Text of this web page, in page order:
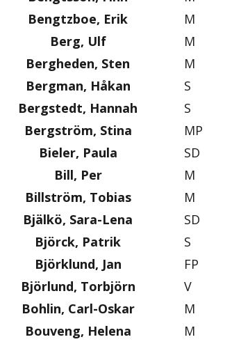
Bengtzboe, Erik
M
Berg, Ulf
M
Bergheden, Sten
M
Bergman, Håkan
S
Bergstedt, Hannah
S
Bergström, Stina
MP
Bieler, Paula
SD
Bill, Per
M
Billström, Tobias
M
Bjälkö, Sara-Lena
SD
Björck, Patrik
S
Björklund, Jan
FP
Björlund, Torbjörn
V
Bohlin, Carl-Oskar
M
Bouveng, Helena
M